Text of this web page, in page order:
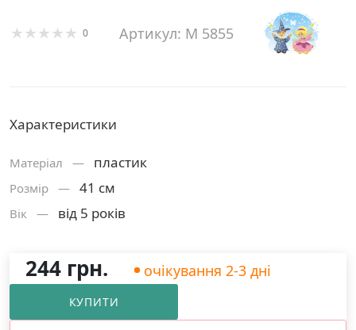
0 Артикул: M 5855
Характеристики
Матерiал — пластик
Розмiр — 41 см
Вік — від 5 років
244 грн. очікування 2-3 дні
КУПИТИ